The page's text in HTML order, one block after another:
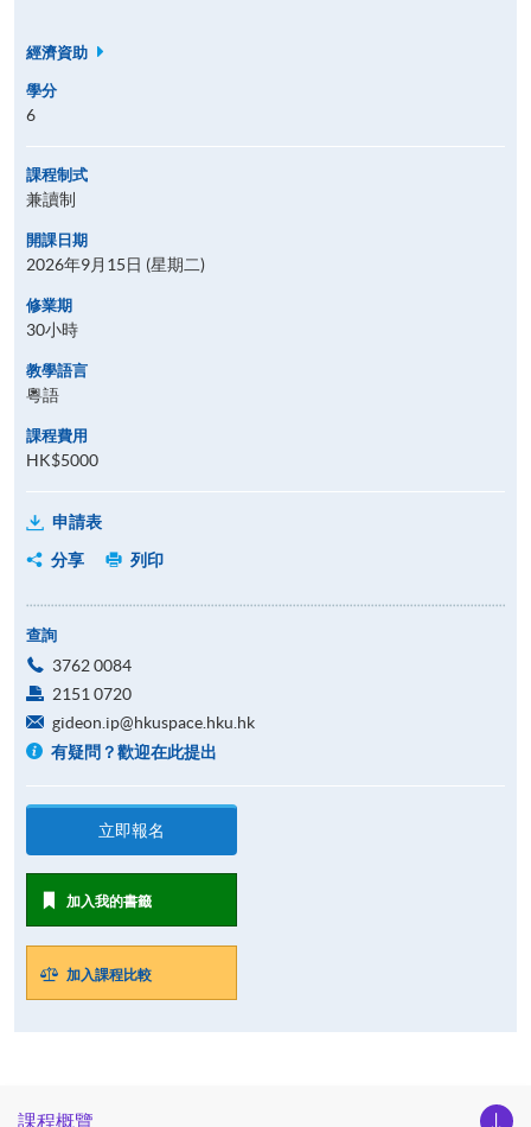
經濟資助
學分
6
課程制式
兼讀制
開課日期
2026年9月15日 (星期二)
修業期
30小時
教學語言
粵語
課程費用
HK$5000
申請表
分享
列印
查詢
3762 0084
2151 0720
gideon.ip@hkuspace.hku.hk
有疑問？歡迎在此提出
立即報名
加入我的書籤
加入課程比較
課程概覽